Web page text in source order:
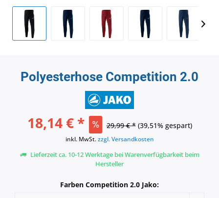
Polyesterhose Competition 2.0
18,14 € * 29,99 € * (39,51% gespart)
inkl. MwSt.zzgl. Versandkosten
Lieferzeit ca. 10-12 Werktage bei Warenverfügbarkeit beim
Hersteller
Farben Competition 2.0 Jako: